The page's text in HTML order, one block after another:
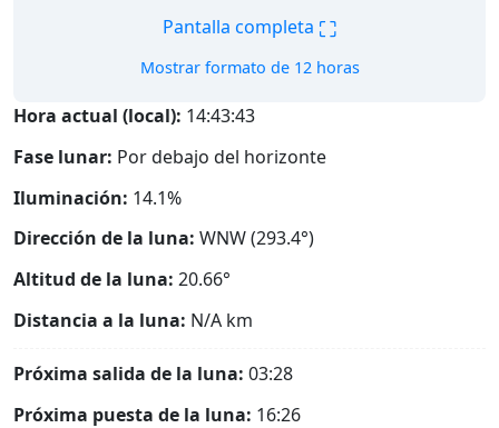
Pantalla completa ⛶
Mostrar formato de 12 horas
Hora actual (local): 14:43:44
Fase lunar: Por debajo del horizonte
Iluminación: 14.1%
Dirección de la luna: WNW (293.4°)
Altitud de la luna: 20.66°
Distancia a la luna: N/A km
Próxima salida de la luna: 03:28
Próxima puesta de la luna: 16:26